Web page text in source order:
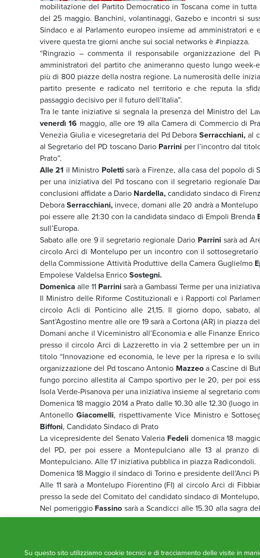
mobilitazione del Partito Democratico in Toscana come in
del 25 maggio. Banchini, volantinaggi, Gazebo e incontri si
Sindaco e al Parlamento europeo insieme ad amministratori
vivere questa tre giorni anche sui social networks è #inpiazza.
“Ringrazio – commenta il responsabile organizzazione del
amministratori del partito che animeranno questo lungo
più di 800 piazze della nostra regione. La numerosità delle
partito presente e radicato nel territorio e che reputa la
passaggio decisivo per il futuro dell’Italia”.
Tra le tante iniziative si segnala la presenza del Ministro del
venerdì 16 maggio, alle ore 19 alla Camera di Commercio di
Venezia Giulia e vicesegretaria del Pd DeboraSerracchiani, al
al Segretario del PD toscano Dario Parrini per l’incontro dal
Prato”.
Alle 21 il Ministro Poletti sarà a Firenze, alla casa del popolo di
per una iniziativa del Pd toscano con il segretario regionale
conclusioni affidate a Dario Nardella,candidato sindaco di
DeboraSerracchiani, invece, domani alle 20 andrà a
poi essere alle 21:30 con la candidata sindaco di Empoli Brenda
sull’Europa.
Sabato alle ore 9 il segretario regionale Dario Parrini sarà ad
circolo Arci di Montelupo per un incontro con il
della Commissione Attività Produttive della Camera Guglielmo
Empolese Valdelsa EnricoSostegni.
Domenica alle 11 Parrini sarà a Gambassi Terme per una
Il Ministro delle Riforme Costituzionali e i Rapporti col
circolo Acli di Ponticino alle 21,15. Il giorno dopo, sabato,
Sant’Agostino mentre alle ore 19 sarà a Cortona (AR) in piazza
Domani anche il Viceministro all’Economia e alle Finanze Enrico
presso il circolo Arci di Lazzeretto in via 2 settembre per un
titolo “Innovazione ed economia, le leve per la ripresa e lo
organizzazione del Pd toscano Antonio Mazzeoa Cascine di
fungo porcino allestita al Campo sportivo per le 20, per poi
Isola Verde-Pisanova per una iniziativa insieme al segretario
Domenica 18 maggio 2014 a Prato dalle 10.30 alle 12.30 (luogo
AntonelloGiacomelli, rispettivamente Vice Ministro e
Biffoni, Candidato Sindaco di Prato
La vicepresidente del Senato Valeria Fedeli domenica 18
del PD, per poi essere a Montepulciano alle 13 al pranzo
Montepulciano. Alle 17 iniziativa pubblica in piazza Radicondoli.
Domenica 18 Maggio il sindaco di Torino e presidente dell’Anci
Alle 11 sarà a Montelupo Fiorentino (FI) al circolo Arci di
presso la sede del Comitato del candidato sindaco di
Nel pomeriggio Fassino sarà a Scandicci alle 15.30 alla sagra
alla Casa del Popolo a Casellina, Piazza Di Vittorio, per poi
Biffonidel tema della riconversione delle città industriali.
Su questo sito utilizziamo cookie tecnici e di tracciamento delle visite in